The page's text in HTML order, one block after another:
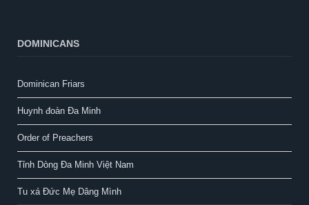
DOMINICANS
Dominican Friars
Huynh đoàn Đa Minh
Order of Preachers
Tỉnh Dòng Đa Minh Việt Nam
Tu xá Đức Mẹ Dâng Mình